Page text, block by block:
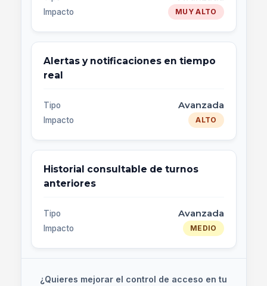
Impacto MUY ALTO
Alertas y notificaciones en tiempo
real
Tipo Avanzada
Impacto ALTO
Historial consultable de turnos
anteriores
Tipo Avanzada
Impacto MEDIO
¿Quieres mejorar el control de acceso en tu